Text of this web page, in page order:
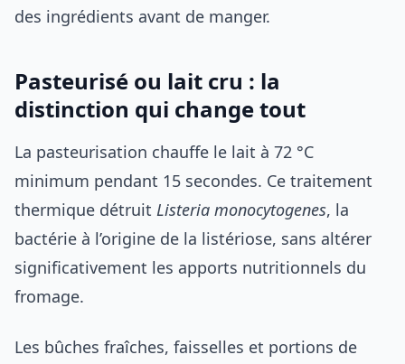
des ingrédients avant de manger.
Pasteurisé ou lait cru : la
distinction qui change tout
La pasteurisation chauffe le lait à 72 °C
minimum pendant 15 secondes. Ce traitement
thermique détruit Listeria monocytogenes, la
bactérie à l’origine de la listériose, sans altérer
significativement les apports nutritionnels du
fromage.
Les bûches fraîches, faisselles et portions de